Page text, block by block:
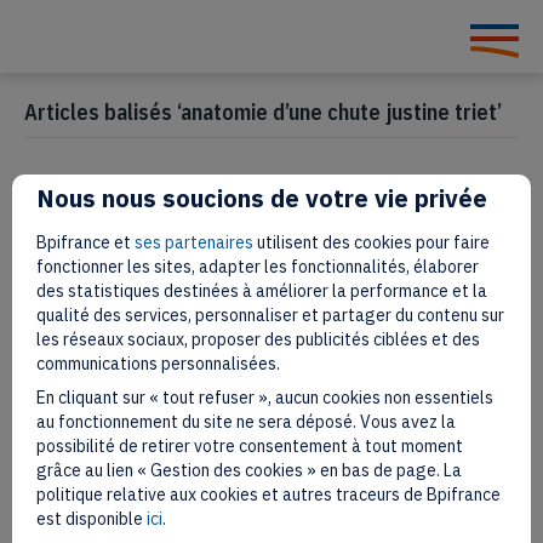
Articles balisés ‘anatomie d’une chute justine triet’
L’artiste Caroline Corbasson, de
Hilma Af Klint à Lana del Rey
22 septembre 2023
Nous nous soucions de votre vie privée
Bpifrance et ses partenaires utilisent des cookies pour faire
fonctionner les sites, adapter les fonctionnalités, élaborer
des statistiques destinées à améliorer la performance et la
qualité des services, personnaliser et partager du contenu sur
les réseaux sociaux, proposer des publicités ciblées et des
communications personnalisées.
En cliquant sur « tout refuser », aucun cookies non essentiels
au fonctionnement du site ne sera déposé. Vous avez la
possibilité de retirer votre consentement à tout moment
grâce au lien « Gestion des cookies » en bas de page. La
politique relative aux cookies et autres traceurs de Bpifrance
est disponible ici.